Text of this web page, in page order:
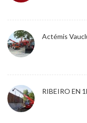
Actémis
RIBEIRO EN